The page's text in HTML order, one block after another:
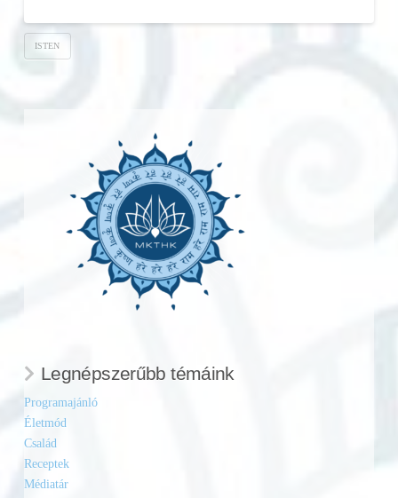
ISTEN
Legnépszerűbb témáink
Programajánló
Életmód
Család
Receptek
Médiatár